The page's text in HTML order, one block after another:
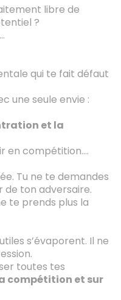
libre de
?
qui te fait défaut
une seule envie :
et la
en compétition….
Tu ne te demandes
de ton adversaire.
te prends plus la
s’évaporent. Il ne
toutes tes
compétition et sur